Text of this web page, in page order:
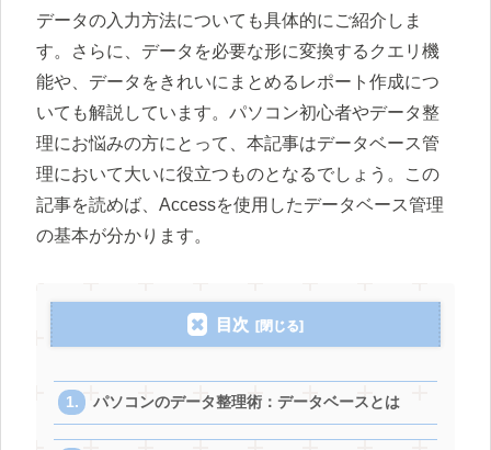
データの入力方法についても具体的にご紹介しま
す。さらに、データを必要な形に変換するクエリ機
能や、データをきれいにまとめるレポート作成につ
いても解説しています。パソコン初心者やデータ整
理にお悩みの方にとって、本記事はデータベース管
理において大いに役立つものとなるでしょう。この
記事を読めば、Accessを使用したデータベース管理
の基本が分かります。
目次
パソコンのデータ整理術：データベースとは